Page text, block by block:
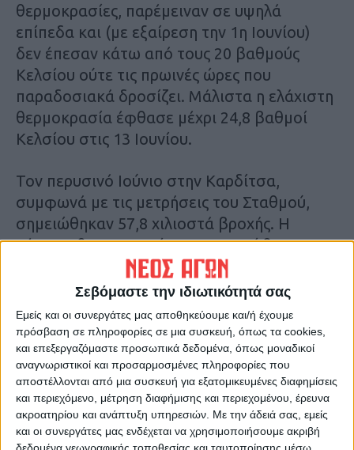
Σεβόμαστε την ιδιωτικότητά σας
Εμείς και οι συνεργάτες μας αποθηκεύουμε και/ή έχουμε
πρόσβαση σε πληροφορίες σε μια συσκευή, όπως τα cookies,
και επεξεργαζόμαστε προσωπικά δεδομένα, όπως μοναδικοί
αναγνωριστικοί και προσαρμοσμένες πληροφορίες που
αποστέλλονται από μια συσκευή για εξατομικευμένες διαφημίσεις
και περιεχόμενο, μέτρηση διαφήμισης και περιεχομένου, έρευνα
ακροατηρίου και ανάπτυξη υπηρεσιών. Με την άδειά σας, εμείς
και οι συνεργάτες μας ενδέχεται να χρησιμοποιήσουμε ακριβή
θερμοκρασίες, παρέμειναν σε υψηλά
επίπεδα και (με εξαίρεση την 1η Ιουνίου)
δεν έπεσαν κάτω από τους 20 βαθμούς
Κελσίου ούτε τις πρωινές ώρες που
παραδοσιακά δροσίζει. Μάλιστα η ελάχιστη
θερμοκρασία έφθασε μέχρι 24,8 βαθμοί
Κελσίου στις 13 Ιουνίου.
Τον περυσινό Ιούνιο στην Καρδίτσα,
συμφωνά με τις μετρήσεις του Σταθμού,
σημειώθηκαν 57,8 χιλιοστά βροχής. Η
μέγιστη θερμοκρασία που σημειώθηκε στις
23 Ιουνίου ήταν 35,3 βαθμοί Κελσίου, ενώ η
ελάχιστη 14,6 βαθμοί στις 2 Ιουνίου.
Κ.Π.
Τελευταίες Ειδήσεις Σήμερα
Ακολούθησε την εφημερίδα ΝΕΟΣ
ΑΓΩΝ στο Google News!